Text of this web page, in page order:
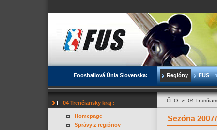
Foosballová Únia Slovenska: Regióny FUS
04 Trenčiansky kraj :
Homepage
Správy z regiónov
ČFO > 04
Sezóna